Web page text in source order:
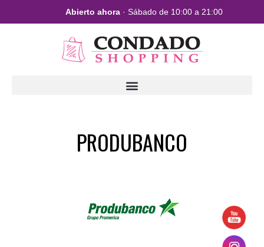
Abierto ahora · Sábado de 10:00 a 21:00
PRODUBANCO